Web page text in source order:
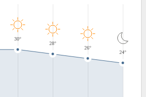
30°
28°
26°
24°